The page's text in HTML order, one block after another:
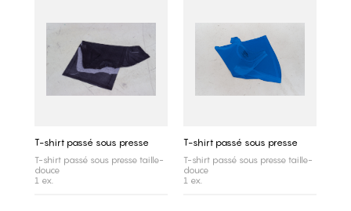
T-shirt passé sous presse
T-shirt passé sous presse taille-
douce
1 ex.
T-shirt passé sous presse
T-shirt passé sous presse taille-
douce
1 ex.